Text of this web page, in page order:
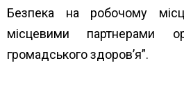
Безпека на робочому
місцевими партнерами
громадського здоров’я”.